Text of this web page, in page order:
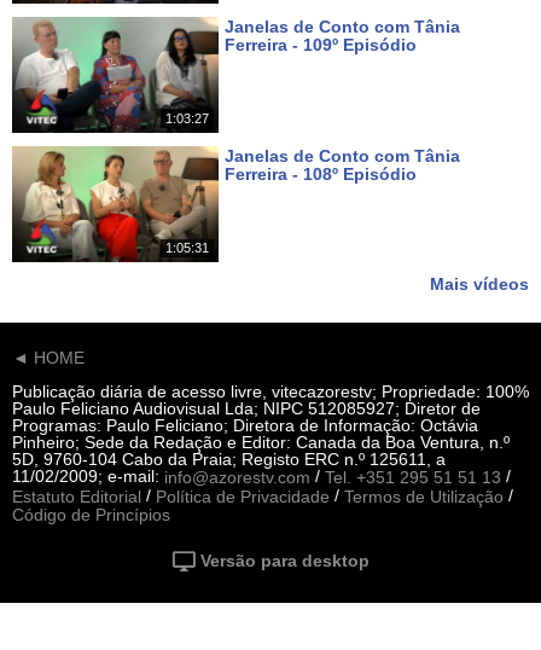
1:03:27
Janelas de Conto com Tânia
Ferreira - 109º Episódio
1:05:31
Janelas de Conto com Tânia
Ferreira - 108º Episódio
Mais vídeos
◄ HOME
Publicação diária de acesso livre, vitecazorestv; Propriedade: 100%
Paulo Feliciano Audiovisual Lda; NIPC 512085927; Diretor de
Programas: Paulo Feliciano; Diretora de Informação: Octávia
Pinheiro; Sede da Redação e Editor: Canada da Boa Ventura, n.º
5D, 9760-104 Cabo da Praia; Registo ERC n.º 125611, a
11/02/2009; e-mail: info@azorestv.com / Tel. +351 295 51 51 13 /
Estatuto Editorial / Política de Privacidade / Termos de Utilização /
Código de Princípios
Versão para desktop